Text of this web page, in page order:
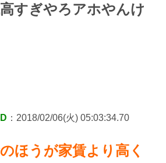
すぎやろアホやんけ
：2018/02/06(火) 05:03:34.70
ほうが家賃より高く